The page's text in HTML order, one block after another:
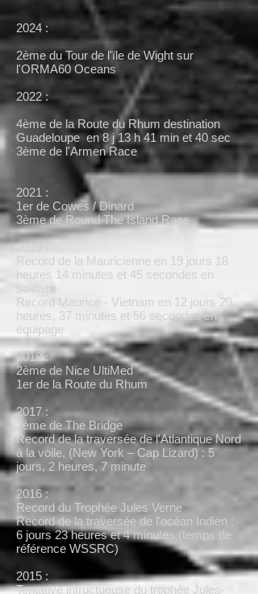
​2024 :
2ème du Tour de l'ïle de Wight sur
l'ORMA60 Oceans
2022 :
4ème de la Route du Rhum destination
Guadeloupe en 8 j 13 h 41 min et 40 sec
3ème de l'Armen Race
2021 :
1er de Cowes / Dinard
3ème de Round The Island Race
2019 :
Record de la Mauricienne en 19 jours 18
heures 14 minutes et 45 secondes en
solitaire
Record Maurice - Vietnam en 12 jours 20
heures, 37 minutes et 56 secondes en
équipage
2018 :
2ème de Nice UltiMed
1er de la Route du Rhum
2017 :
2ème de The Bridge
Record de la traversée de l'Atlantique Nord
à la voile, (New York – Cap Lizard) : 5
jours, 2 heures, 7 minute
2016 :
Record du Trophée Jules Verne
Record de la traversée de l'océan Indien :
6 jours 23 heures et 4 minutes (temps de
référence WSSRC)
2015 :
Tentative infructueuse du trophée Jules-